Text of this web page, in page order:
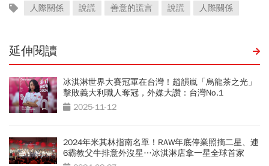
人際關係 說謊 善意的謊言 說謊 人際關係
延伸閱讀
冰淇淋世界大賽冠軍在台灣！趙韻嵐「烏龍茶之光」
擊敗義大利職人奪冠，外媒大讚：台灣No.1
2025-11-12
2024年米其林指南名單！RAW年底停業照摘二星、連
6霸教父牛排意外沒星…冰淇淋店拿一星全球首家